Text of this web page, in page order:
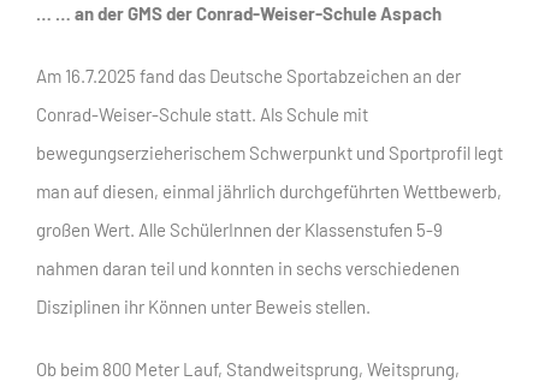
… … an der GMS der Conrad-Weiser-Schule Aspach
Am 16.7.2025 fand das Deutsche Sportabzeichen an der
Conrad-Weiser-Schule statt. Als Schule mit
bewegungserzieherischem Schwerpunkt und Sportprofil legt
man auf diesen, einmal jährlich durchgeführten Wettbewerb,
großen Wert. Alle SchülerInnen der Klassenstufen 5-9
nahmen daran teil und konnten in sechs verschiedenen
Disziplinen ihr Können unter Beweis stellen.
Ob beim 800 Meter Lauf, Standweitsprung, Weitsprung,